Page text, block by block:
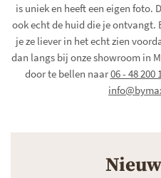
is uniek en heeft een eigen foto.
ook echt de huid die je ontvangt.
je ze liever in het echt zien
dan langs bij onze showroom in
door te bellen naar06 - 48 200